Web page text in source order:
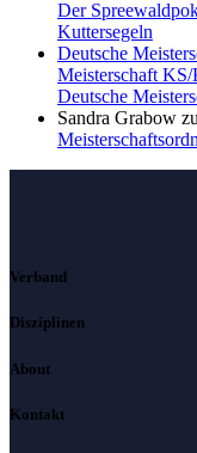
Der
Kuttersegeln
Deutsche
Meisterschaft
Deutsche
Sandra Grabow zu
Verband
Disziplinen
About
Kontakt